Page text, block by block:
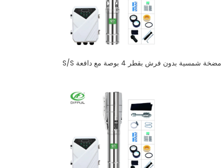
مضخة شمسية بدون فرش بقطر 4 بوصة مع دافعة S/S